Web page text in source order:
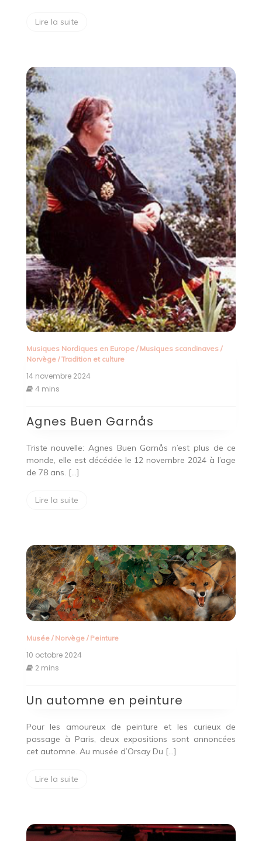
Lire la suite
Musiques Nordiques en Europe/ Musiques scandinaves/
Norvège/Tradition et culture
14 novembre 2024
4 mins
Agnes Buen Garnås
Triste nouvelle: Agnes Buen Garnås n’est plus de ce
monde, elle est décédée le 12 novembre 2024 à l’age
de 78 ans. […]
Lire la suite
Musée/ Norvège/ Peinture
10 octobre 2024
2 mins
Un automne en peinture
Pour les amoureux de peinture et les curieux de
passage à Paris, deux expositions sont annoncées
cet automne. Au musée d’Orsay Du […]
Lire la suite